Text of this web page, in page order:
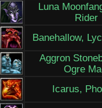
Luna
Rider
Banehallow,
Aggron
Ogre
Icarus,